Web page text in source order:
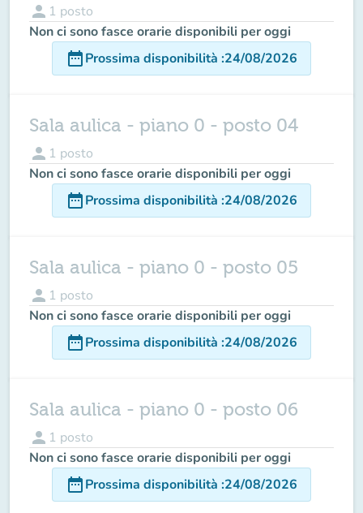
person 1 posto
Non ci sono fasce orarie disponibili per oggi
date_rangeProssima disponibilità :24/08/2026
Sala aulica - piano 0 - posto 04
person 1 posto
Non ci sono fasce orarie disponibili per oggi
date_rangeProssima disponibilità :24/08/2026
Sala aulica - piano 0 - posto 05
person 1 posto
Non ci sono fasce orarie disponibili per oggi
date_rangeProssima disponibilità :24/08/2026
Sala aulica - piano 0 - posto 06
person 1 posto
Non ci sono fasce orarie disponibili per oggi
date_rangeProssima disponibilità :24/08/2026